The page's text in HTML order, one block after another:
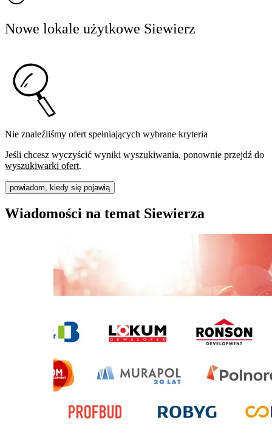
Nowe lokale użytkowe Siewierz
Nie znaleźliśmy ofert spełniających wybrane kryteria
Jeśli chcesz wyczyścić wyniki wyszukiwania, ponownie przejdź do
wyszukiwarki ofert.
powiadom, kiedy się pojawią
Wiadomości na temat Siewierza